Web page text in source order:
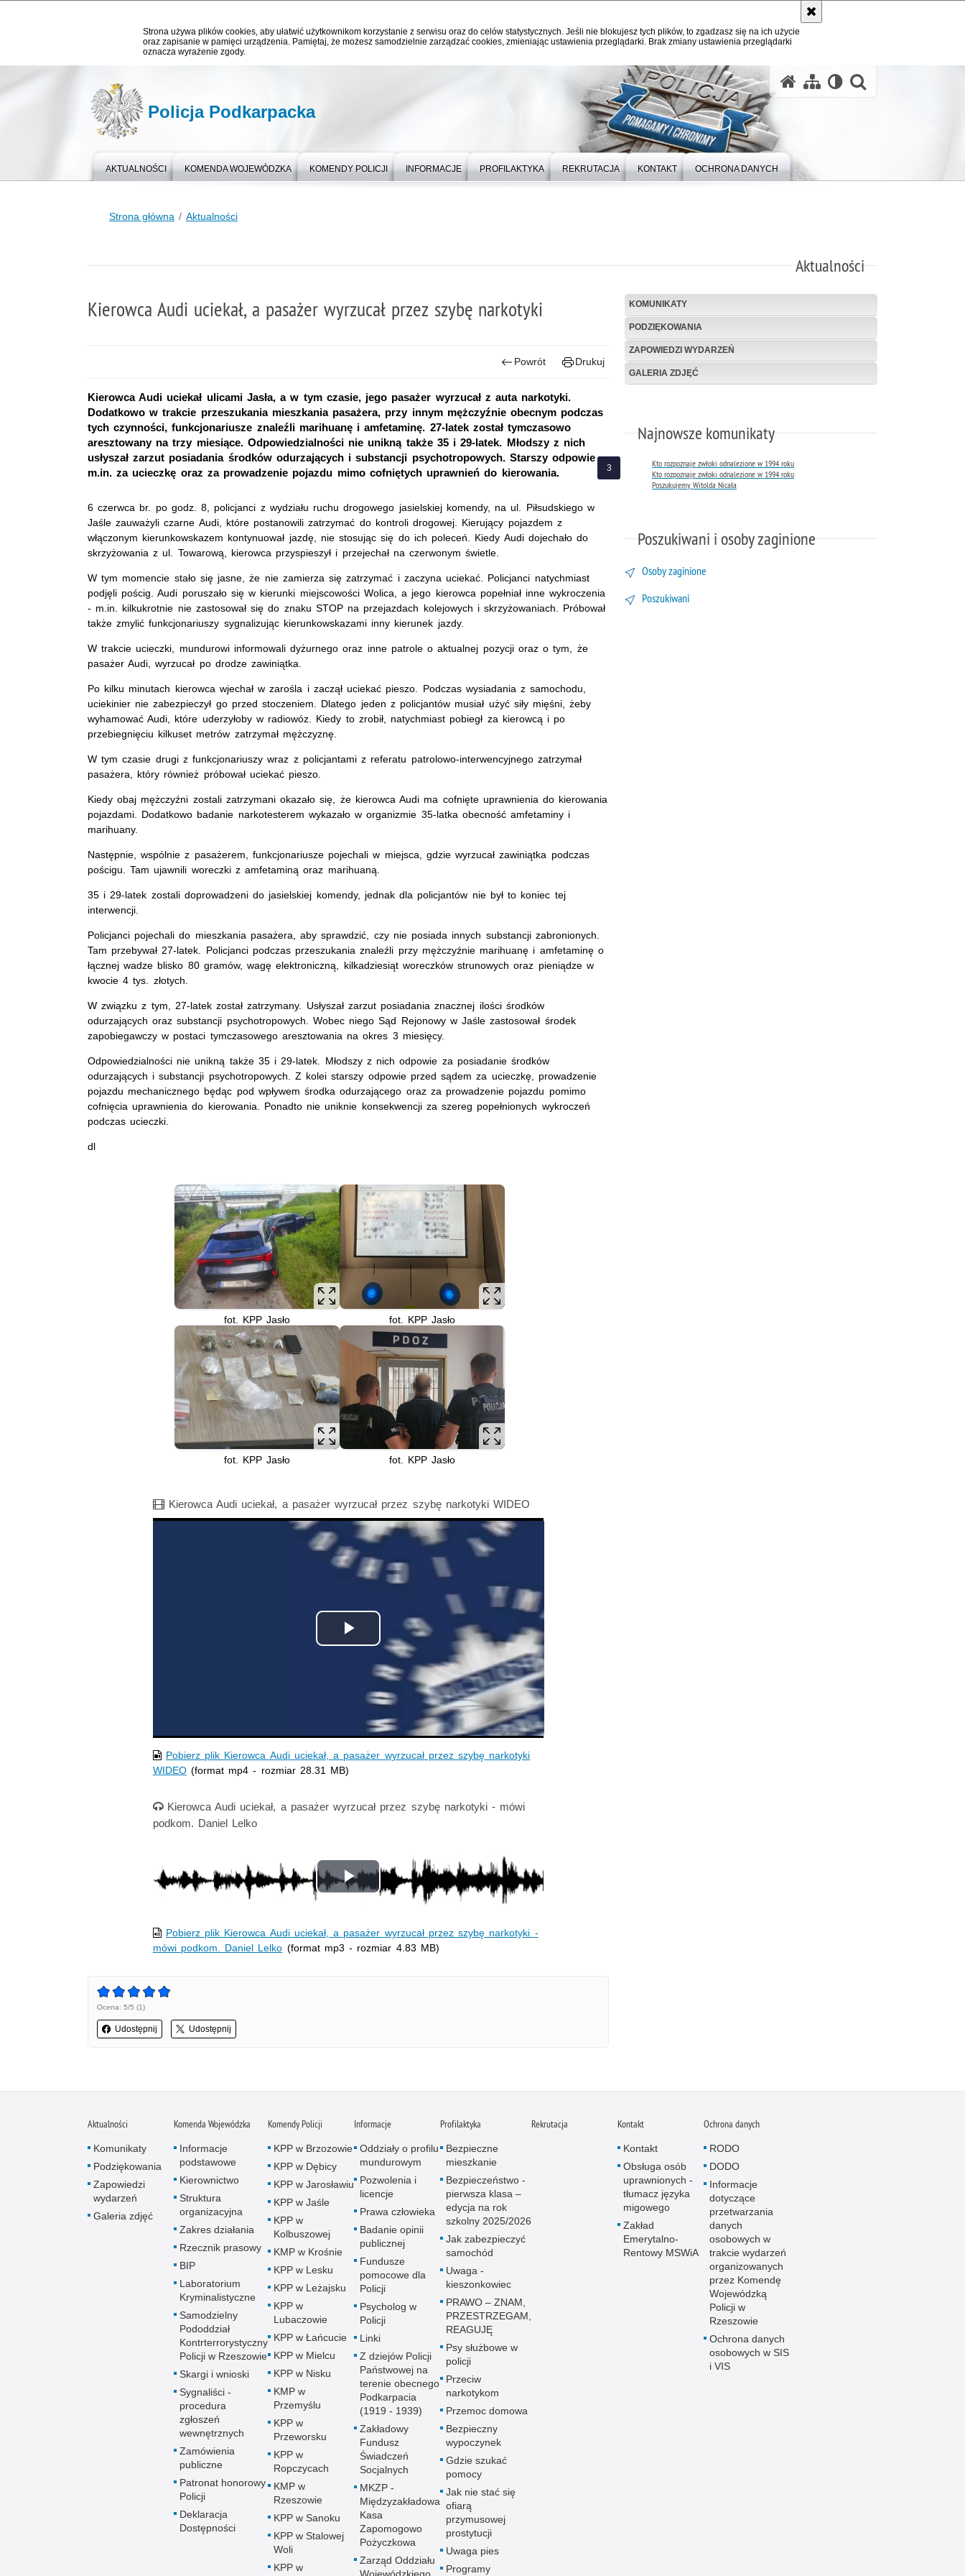
Strona używa plików cookies, aby ułatwić użytkownikom korzystanie z serwisu oraz do celów statystycznych. Jeśli nie blokujesz tych plików, to zgadzasz się na ich użycie
oraz zapisanie w pamięci urządzenia. Pamiętaj, że możesz samodzielnie zarządzać cookies, zmieniając ustawienia przeglądarki. Brak zmiany ustawienia przeglądarki
oznacza wyrażenie zgody.
Policja Podkarpacka
AKTUALNOŚCI KOMENDA WOJEWÓDZKA KOMENDY POLICJI INFORMACJE PROFILAKTYKA REKRUTACJA KONTAKT OCHRONA DANYCH
Strona główna Aktualności
Aktualności
Kierowca Audi uciekał, a pasażer wyrzucał przez szybę narkotyki
Powrót Drukuj
Kierowca Audi uciekał ulicami Jasła, a w tym czasie, jego pasażer wyrzucał z auta narkotyki.
Dodatkowo w trakcie przeszukania mieszkania pasażera, przy innym mężczyźnie obecnym podczas
tych czynności, funkcjonariusze znaleźli marihuanę i amfetaminę. 27-latek został tymczasowo
aresztowany na trzy miesiące. Odpowiedzialności nie unikną także 35 i 29-latek. Młodszy z nich
usłyszał zarzut posiadania środków odurzających i substancji psychotropowych. Starszy odpowie
m.in. za ucieczkę oraz za prowadzenie pojazdu mimo cofniętych uprawnień do kierowania.
6 czerwca br. po godz. 8, policjanci z wydziału ruchu drogowego jasielskiej komendy, na ul. Piłsudskiego w
Jaśle zauważyli czarne Audi, które postanowili zatrzymać do kontroli drogowej. Kierujący pojazdem z
włączonym kierunkowskazem kontynuował jazdę, nie stosując się do ich poleceń. Kiedy Audi dojechało do
skrzyżowania z ul. Towarową, kierowca przyspieszył i przejechał na czerwonym świetle.
W tym momencie stało się jasne, że nie zamierza się zatrzymać i zaczyna uciekać. Policjanci natychmiast
podjęli pościg. Audi poruszało się w kierunki miejscowości Wolica, a jego kierowca popełniał inne wykroczenia
- m.in. kilkukrotnie nie zastosował się do znaku STOP na przejazdach kolejowych i skrzyżowaniach. Próbował
także zmylić funkcjonariuszy sygnalizując kierunkowskazami inny kierunek jazdy.
W trakcie ucieczki, mundurowi informowali dyżurnego oraz inne patrole o aktualnej pozycji oraz o tym, że
pasażer Audi, wyrzucał po drodze zawiniątka.
Po kilku minutach kierowca wjechał w zarośla i zaczął uciekać pieszo. Podczas wysiadania z samochodu,
uciekinier nie zabezpieczył go przed stoczeniem. Dlatego jeden z policjantów musiał użyć siły mięśni, żeby
wyhamować Audi, które uderzyłoby w radiowóz. Kiedy to zrobił, natychmiast pobiegł za kierowcą i po
przebiegnięciu kilkuset metrów zatrzymał mężczyznę.
W tym czasie drugi z funkcjonariuszy wraz z policjantami z referatu patrolowo-interwencyjnego zatrzymał
pasażera, który również próbował uciekać pieszo.
Kiedy obaj mężczyźni zostali zatrzymani okazało się, że kierowca Audi ma cofnięte uprawnienia do kierowania
pojazdami. Dodatkowo badanie narkotesterem wykazało w organizmie 35-latka obecność amfetaminy i
marihuany.
Następnie, wspólnie z pasażerem, funkcjonariusze pojechali w miejsca, gdzie wyrzucał zawiniątka podczas
pościgu. Tam ujawnili woreczki z amfetaminą oraz marihuaną.
35 i 29-latek zostali doprowadzeni do jasielskiej komendy, jednak dla policjantów nie był to koniec tej
interwencji.
Policjanci pojechali do mieszkania pasażera, aby sprawdzić, czy nie posiada innych substancji zabronionych.
Tam przebywał 27-latek. Policjanci podczas przeszukania znaleźli przy mężczyźnie marihuanę i amfetaminę o
łącznej wadze blisko 80 gramów, wagę elektroniczną, kilkadziesiąt woreczków strunowych oraz pieniądze w
kwocie 4 tys. złotych.
W związku z tym, 27-latek został zatrzymany. Usłyszał zarzut posiadania znacznej ilości środków
odurzających oraz substancji psychotropowych. Wobec niego Sąd Rejonowy w Jaśle zastosował środek
zapobiegawczy w postaci tymczasowego aresztowania na okres 3 miesięcy.
Odpowiedzialności nie unikną także 35 i 29-latek. Młodszy z nich odpowie za posiadanie środków
odurzających i substancji psychotropowych. Z kolei starszy odpowie przed sądem za ucieczkę, prowadzenie
pojazdu mechanicznego będąc pod wpływem środka odurzającego oraz za prowadzenie pojazdu pomimo
cofnięcia uprawnienia do kierowania. Ponadto nie uniknie konsekwencji za szereg popełnionych wykroczeń
podczas ucieczki.
dl
fot. KPP Jasło fot. KPP Jasło
fot. KPP Jasło fot. KPP Jasło
Film
Kierowca Audi uciekał, a pasażer wyrzucał przez szybę narkotyki WIDEO
Opis filmu: Nagranie z policyjnego wideorejestratora. Policjanci prowadzą pościg za uciekającym ulicami samochodem. Na końcu uciekający samochód zjeżdża na
Odtwórz
wideo
Pobierz plik Kierowca Audi uciekał, a pasażer wyrzucał przez szybę narkotyki
WIDEO(format mp4 - rozmiar 28.31 MB)
Nagranie audio
Kierowca Audi uciekał, a pasażer wyrzucał przez szybę narkotyki - mówi
podkom. Daniel Lelko
Odtwórz
wideo
Pobierz plik Kierowca Audi uciekał, a pasażer wyrzucał przez szybę narkotyki -
mówi podkom. Daniel Lelko (format mp3 - rozmiar 4.83 MB)
Ocena: 5/5 (1)
Udostępnij Udostępnij
KOMUNIKATY
PODZIĘKOWANIA
ZAPOWIEDZI WYDARZEŃ
GALERIA ZDJĘĆ
Najnowsze komunikaty
Kto rozpoznaje zwłoki odnalezione w 1994 roku
Kto rozpoznaje zwłoki odnalezione w 1994 roku
Poszukujemy Witolda Nicała
Poszukiwani i osoby zaginione
Osoby zaginione
Poszukiwani
Aktualności
Komunikaty
Podziękowania
Zapowiedzi
wydarzeń
Galeria zdjęć
Komenda Wojewódzka
Informacje
podstawowe
Kierownictwo
Struktura
organizacyjna
Zakres działania
Rzecznik prasowy
BIP
Laboratorium
Kryminalistyczne
Samodzielny
Pododdział
Kontrterrorystyczny
Policji w Rzeszowie
Skargi i wnioski
Sygnaliści -
procedura
zgłoszeń
wewnętrznych
Zamówienia
publiczne
Patronat honorowy
Policji
Deklaracja
Dostępności
Komendy Policji
KPP w Brzozowie
KPP w Dębicy
KPP w Jarosławiu
KPP w Jaśle
KPP w
Kolbuszowej
KMP w Krośnie
KPP w Lesku
KPP w Leżajsku
KPP w
Lubaczowie
KPP w Łańcucie
KPP w Mielcu
KPP w Nisku
KMP w
Przemyślu
KPP w
Przeworsku
KPP w
Ropczycach
KMP w
Rzeszowie
KPP w Sanoku
KPP w Stalowej
Woli
KPP w
Informacje
Oddziały o profilu
mundurowym
Pozwolenia i
licencje
Prawa człowieka
Badanie opinii
publicznej
Fundusze
pomocowe dla
Policji
Psycholog w
Policji
Linki
Z dziejów Policji
Państwowej na
terenie obecnego
Podkarpacia
(1919 - 1939)
Zakładowy
Fundusz
Świadczeń
Socjalnych
MKZP -
Międzyzakładowa
Kasa
Zapomogowo
Pożyczkowa
Zarząd Oddziału
Profilaktyka
Bezpieczne
mieszkanie
Bezpieczeństwo -
pierwsza klasa –
edycja na rok
szkolny 2025/2026
Jak zabezpieczyć
samochód
Uwaga -
kieszonkowiec
PRAWO – ZNAM,
PRZESTRZEGAM,
REAGUJĘ
Psy służbowe w
policji
Przeciw
narkotykom
Przemoc domowa
Bezpieczny
wypoczynek
Gdzie szukać
pomocy
Jak nie stać się
ofiarą
przymusowej
prostytucji
Uwaga pies
Programy
Rekrutacja Kontakt
Kontakt
Obsługa osób
uprawnionych -
tłumacz języka
migowego
Zakład
Emerytalno-
Rentowy MSWiA
Ochrona danych
RODO
DODO
Informacje
dotyczące
przetwarzania
danych
osobowych w
trakcie wydarzeń
organizowanych
przez Komendę
Wojewódzką
Policji w
Rzeszowie
Ochrona danych
osobowych w SIS
i VIS